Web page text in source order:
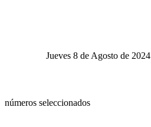
Jueves 8 de Agosto de 2024
números seleccionados